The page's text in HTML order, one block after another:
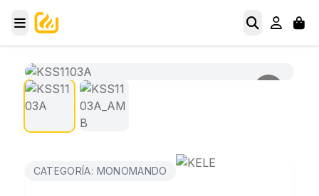
CATEGORÍA: MONOMANDO